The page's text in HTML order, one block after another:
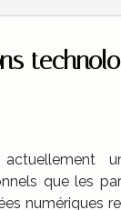
que les
numériques